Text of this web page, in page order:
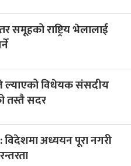
समूहको राष्ट्रिय भेलालाई
ल्याएको विधेयक संसदीय
तस्तै सदर
विदेशमा अध्ययन पूरा नगरी